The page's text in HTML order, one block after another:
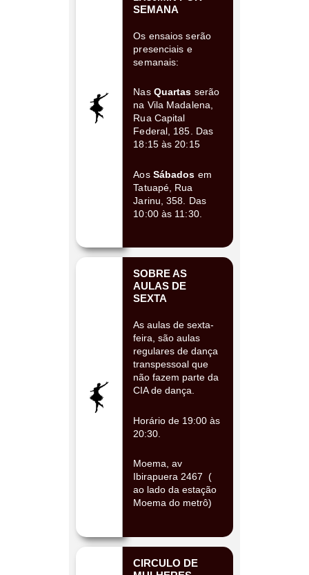
SEMANA
Os ensaios serão
presenciais e
semanais:
Nas Quartas serão
na Vila Madalena,
Rua Capital
Federal, 185. Das
18:15 às 20:15
Aos Sábados em
Tatuapé, Rua
Jarinu, 358. Das
10:00 às 11:30.
SOBRE AS
AULAS DE
SEXTA
As aulas de sexta-
feira, são aulas
regulares de dança
transpessoal que
não fazem parte da
CIA de dança.
Horário de 19:00 às
20:30.
Moema, av
Ibirapuera 2467 (
ao lado da estação
Moema do metrô)
CIRCULO DE